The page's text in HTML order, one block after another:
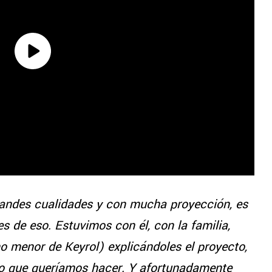
cualidades y con mucha proyección, es
de eso. Estuvimos con él, con la familia,
menor de Keyrol) explicándoles el proyecto,
que queríamos hacer. Y afortunadamente